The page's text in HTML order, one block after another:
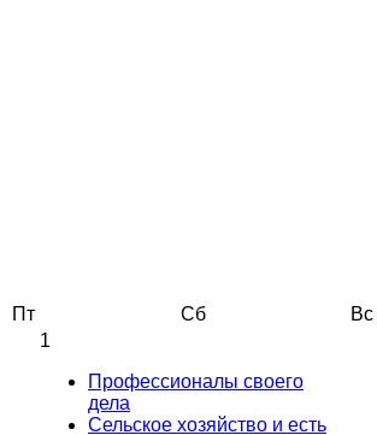
Пт Сб Вс
1
Профессионалы своего
дела
Сельское хозяйство и есть